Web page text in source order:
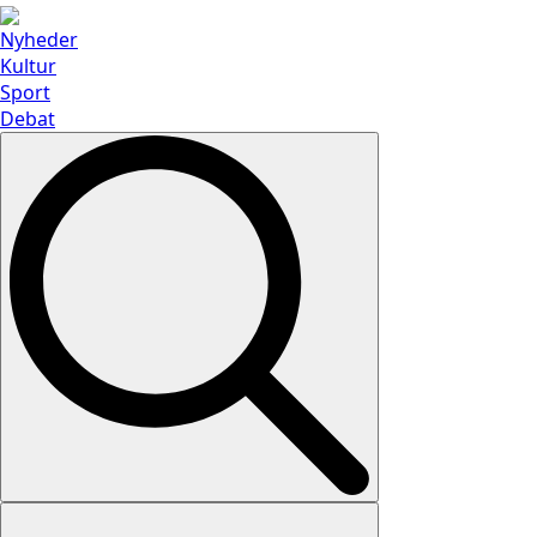
Nyheder
Kultur
Sport
Debat
Search